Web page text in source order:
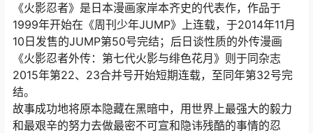
《火影忍者》是日本漫画家岸本齐史的代表作，作品于
1999年开始在《周刊少年JUMP》上连载，于2014年11月
10日发售的JUMP第50号完结；后日谈性质的外传漫画
《火影忍者外传：第七代火影与绯色花月》则于同杂志
2015年第22、23合并号开始短期连载，至同年第32号完
结。
故事成功地将原本隐藏在黑暗中，用世界上最强大的毅力
和最艰辛的努力去做最密不可宣和隐讳残酷的事情的忍